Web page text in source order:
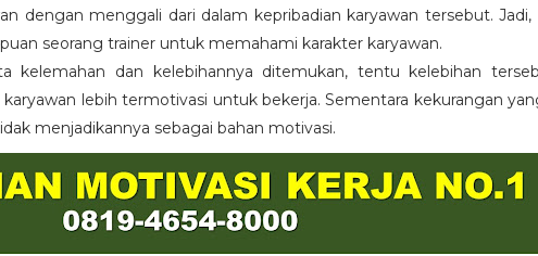
dengan menggali dari dalam kepribadian karyawan tersebut. Jadi,
seorang trainer untuk memahami karakter karyawan.
kelemahan dan kelebihannya ditemukan, tentu kelebihan
lebih termotivasi untuk bekerja. Sementara kekurangan
menjadikannya sebagai bahan motivasi.